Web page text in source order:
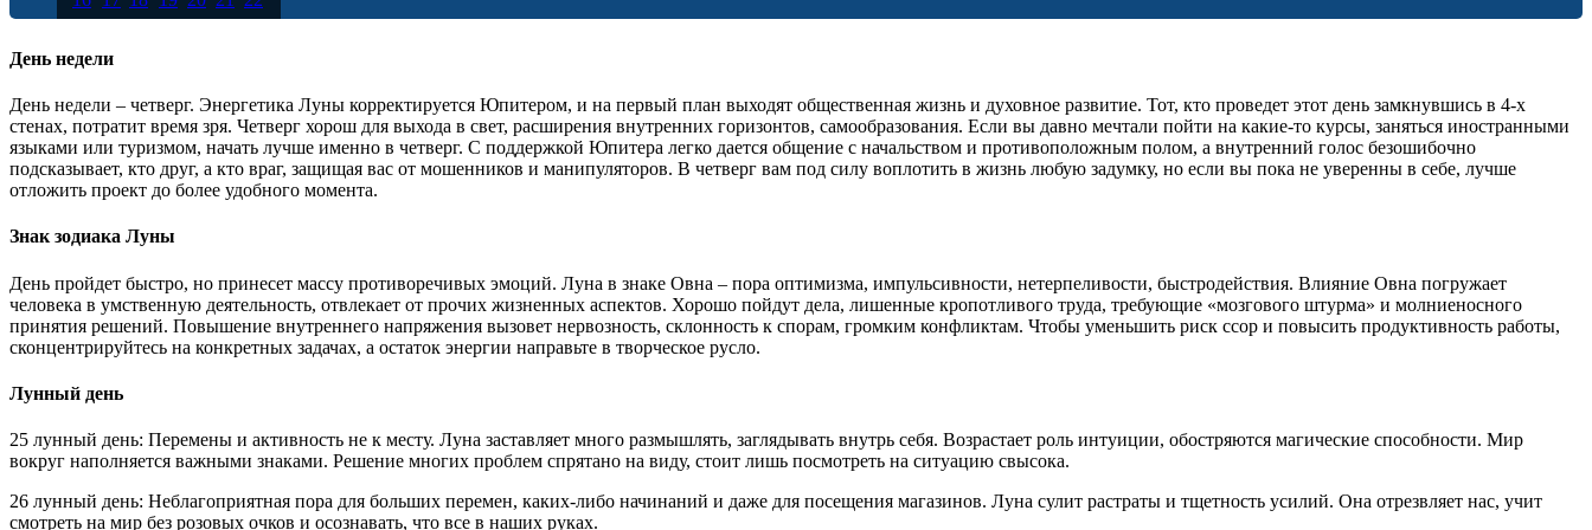
23 24 25 26 27 28
29 30
День недели
День недели – четверг. Энергетика Луны корректируется Юпитером, и на первый план выходят общественная жизнь и духовное развитие. Тот, кто проведет этот день замкнувшись в 4-х
стенах, потратит время зря. Четверг хорош для выхода в свет, расширения внутренних горизонтов, самообразования. Если вы давно мечтали пойти на какие-то курсы, заняться иностранными
языками или туризмом, начать лучше именно в четверг. С поддержкой Юпитера легко дается общение с начальством и противоположным полом, а внутренний голос безошибочно
подсказывает, кто друг, а кто враг, защищая вас от мошенников и манипуляторов. В четверг вам под силу воплотить в жизнь любую задумку, но если вы пока не уверенны в себе, лучше
отложить проект до более удобного момента.
Знак зодиака Луны
День пройдет быстро, но принесет массу противоречивых эмоций. Луна в знаке Овна – пора оптимизма, импульсивности, нетерпеливости, быстродействия. Влияние Овна погружает
человека в умственную деятельность, отвлекает от прочих жизненных аспектов. Хорошо пойдут дела, лишенные кропотливого труда, требующие «мозгового штурма» и молниеносного
принятия решений. Повышение внутреннего напряжения вызовет нервозность, склонность к спорам, громким конфликтам. Чтобы уменьшить риск ссор и повысить продуктивность работы,
сконцентрируйтесь на конкретных задачах, а остаток энергии направьте в творческое русло.
Лунный день
25 лунный день: Перемены и активность не к месту. Луна заставляет много размышлять, заглядывать внутрь себя. Возрастает роль интуиции, обостряются магические способности. Мир
вокруг наполняется важными знаками. Решение многих проблем спрятано на виду, стоит лишь посмотреть на ситуацию свысока.
26 лунный день: Неблагоприятная пора для больших перемен, каких-либо начинаний и даже для посещения магазинов. Луна сулит растраты и тщетность усилий. Она отрезвляет нас, учит
смотреть на мир без розовых очков и осознавать, что все в наших руках.